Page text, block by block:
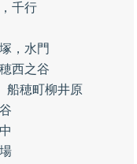
千行
，水門
西之谷
船穂町柳井原